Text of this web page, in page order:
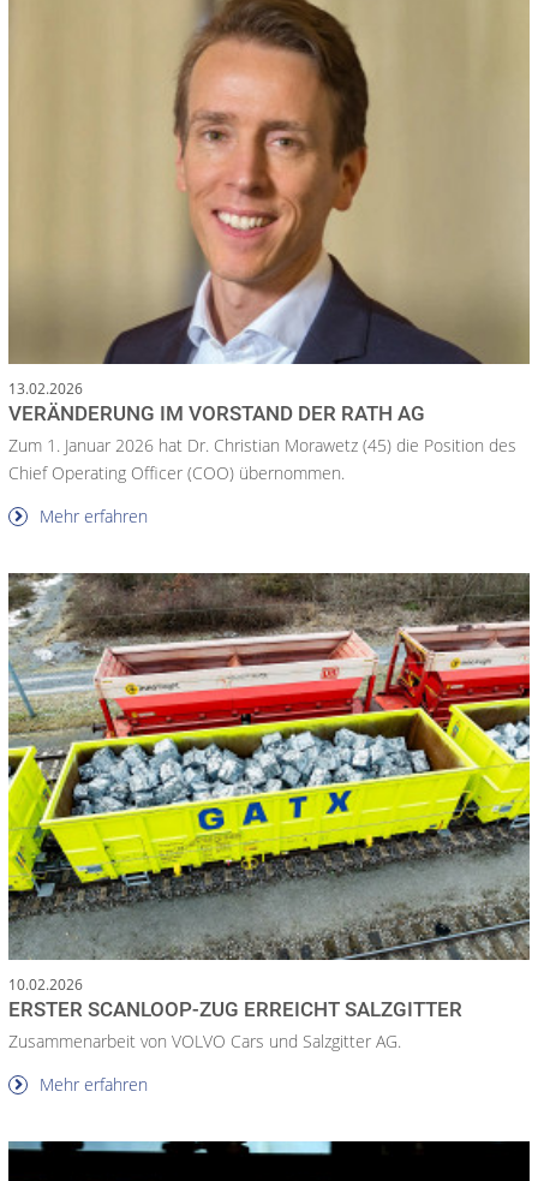
13.02.2026
VERÄNDERUNG IM VORSTAND DER RATH AG
Zum 1. Januar 2026 hat Dr. Christian Morawetz (45) die Position des
Chief Operating Officer (COO) übernommen.
Mehr erfahren
10.02.2026
ERSTER SCANLOOP-ZUG ERREICHT SALZGITTER
Zusammenarbeit von VOLVO Cars und Salzgitter AG.
Mehr erfahren